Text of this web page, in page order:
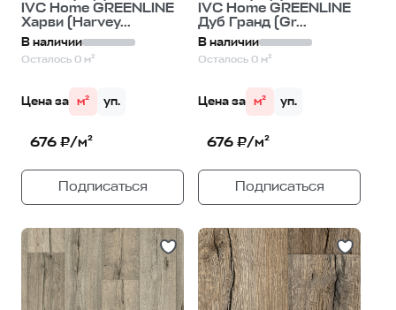
IVC Home GREENLINE
Харви (Harvey...
В наличии
Осталось 0 м²
Цена за м² уп.
676 ₽/м²
Подписаться
IVC Home GREENLINE
Дуб Гранд (Gr...
В наличии
Осталось 0 м²
Цена за м² уп.
676 ₽/м²
Подписаться